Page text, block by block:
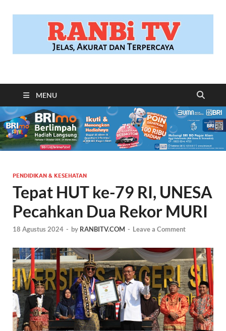
RANBITV.COM
MENU
PENDIDIKAN & KESEHATAN
Tepat HUT ke-79 RI, UNESA
Pecahkan Dua Rekor MURI
18 Agustus 2024 - by RANBITV.COM - Leave a Comment